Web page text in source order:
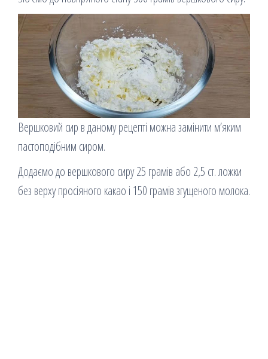
Вершковий сир в даному рецепті можна замінити м’яким
пастоподібним сиром.
Додаємо до вершкового сиру 25 грамів або 2,5 ст. ложки
без верху просіяного какао і 150 грамів згущеного молока.